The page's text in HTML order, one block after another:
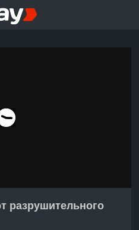
разрушительного